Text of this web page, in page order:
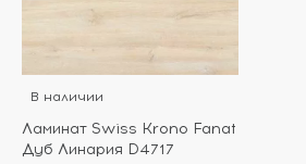
В наличии
Ламинат Swiss Krono Fanat
Дуб Линария D4717